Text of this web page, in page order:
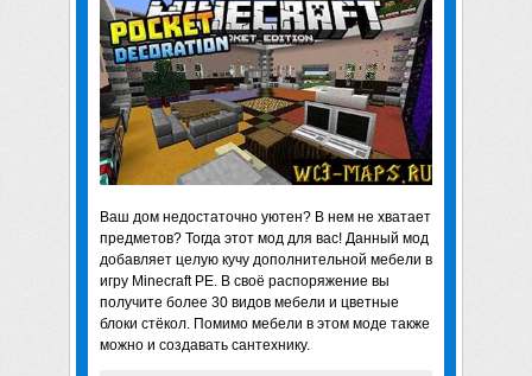
Ваш дом недостаточно уютен? В нем не хватает
предметов? Тогда этот мод для вас! Данный мод
добавляет целую кучу дополнительной мебели в
игру Minecraft PE. В своё распоряжение вы
получите более 30 видов мебели и цветные
блоки стёкол. Помимо мебели в этом моде также
можно и создавать сантехнику.